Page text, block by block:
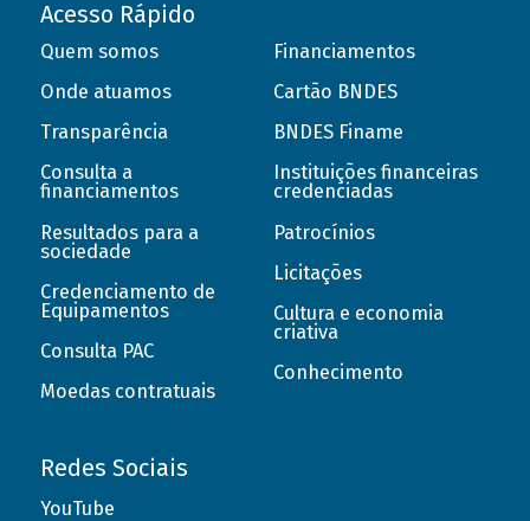
Acesso Rápido
Quem somos
Onde atuamos
Transparência
Consulta a
financiamentos
Resultados para a
sociedade
Credenciamento de
Equipamentos
Consulta PAC
Moedas contratuais
Financiamentos
Cartão BNDES
BNDES Finame
Instituições financeiras
credenciadas
Patrocínios
Licitações
Cultura e economia
criativa
Conhecimento
Redes Sociais
YouTube